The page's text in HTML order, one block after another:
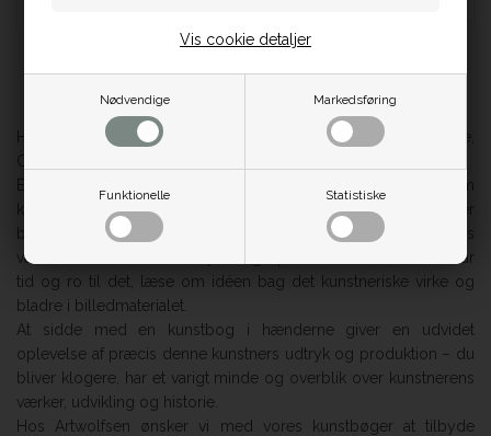
Nødvendige Markedsføring
Funktionelle Statistiske
Vis cookie detaljer
Side 1/1
Hos Artwolfsen kan du købe bøger om nogle af de kunstnere,
Galerie Wolfsen i Aalborg repræsenterer.
En kunstbog er en unik oplevelse: Du kan både læse om
kunstneren, enten med vedkommendes egne ord, eller
beskrevet af andre, og bogen er rigt illustreret med kunstnerens
værker. Du kan derfor fordybe dig i personens værk, når du har
tid og ro til det, læse om idéen bag det kunstneriske virke og
bladre i billedmaterialet.
At sidde med en kunstbog i hænderne giver en udvidet
oplevelse af præcis denne kunstners udtryk og produktion – du
bliver klogere, har et varigt minde og overblik over kunstnerens
værker, udvikling og historie.
Hos Artwolfsen ønsker vi med vores kunstbøger at tilbyde